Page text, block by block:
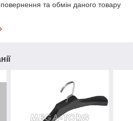
та обмін даного товару